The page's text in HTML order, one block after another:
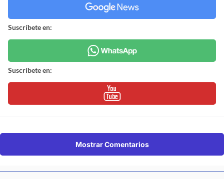
Suscríbete en:
Suscríbete en:
Mostrar Comentarios